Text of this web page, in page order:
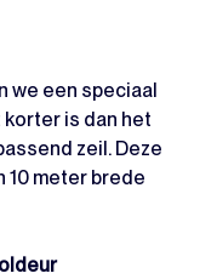
we een speciaal
is dan het
zeil. Deze
10 meter brede